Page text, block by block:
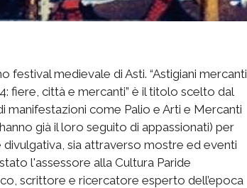
festival medievale di Asti. “Astigiani mercanti
fiere, città e mercanti” è il titolo scelto dal
come Palio e Arti e Mercanti
già il loro seguito di appassionati) per
sia attraverso mostre ed eventi
l'assessore alla Cultura Paride
scrittore e ricercatore esperto dell’epoca